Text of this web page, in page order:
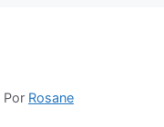
Por Rosane